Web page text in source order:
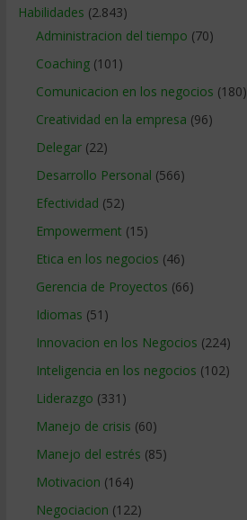
Habilidades (2.843)
Administracion del tiempo (70)
Coaching(101)
Comunicacion en los negocios (180)
Creatividad en la empresa (96)
Delegar(22)
Desarrollo Personal (566)
Efectividad (52)
Empowerment (15)
Etica en los negocios (46)
Gerencia de Proyectos (66)
Idiomas (51)
Innovacion en los Negocios (224)
Inteligencia en los negocios (102)
Liderazgo (331)
Manejo de crisis (60)
Manejo del estrés (85)
Motivacion (164)
Negociacion (122)